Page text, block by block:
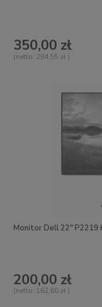
350,00 zł
(netto: 284,55 zł )
Monitor Dell 22" P2219
200,00 zł
(netto: 162,60 zł )